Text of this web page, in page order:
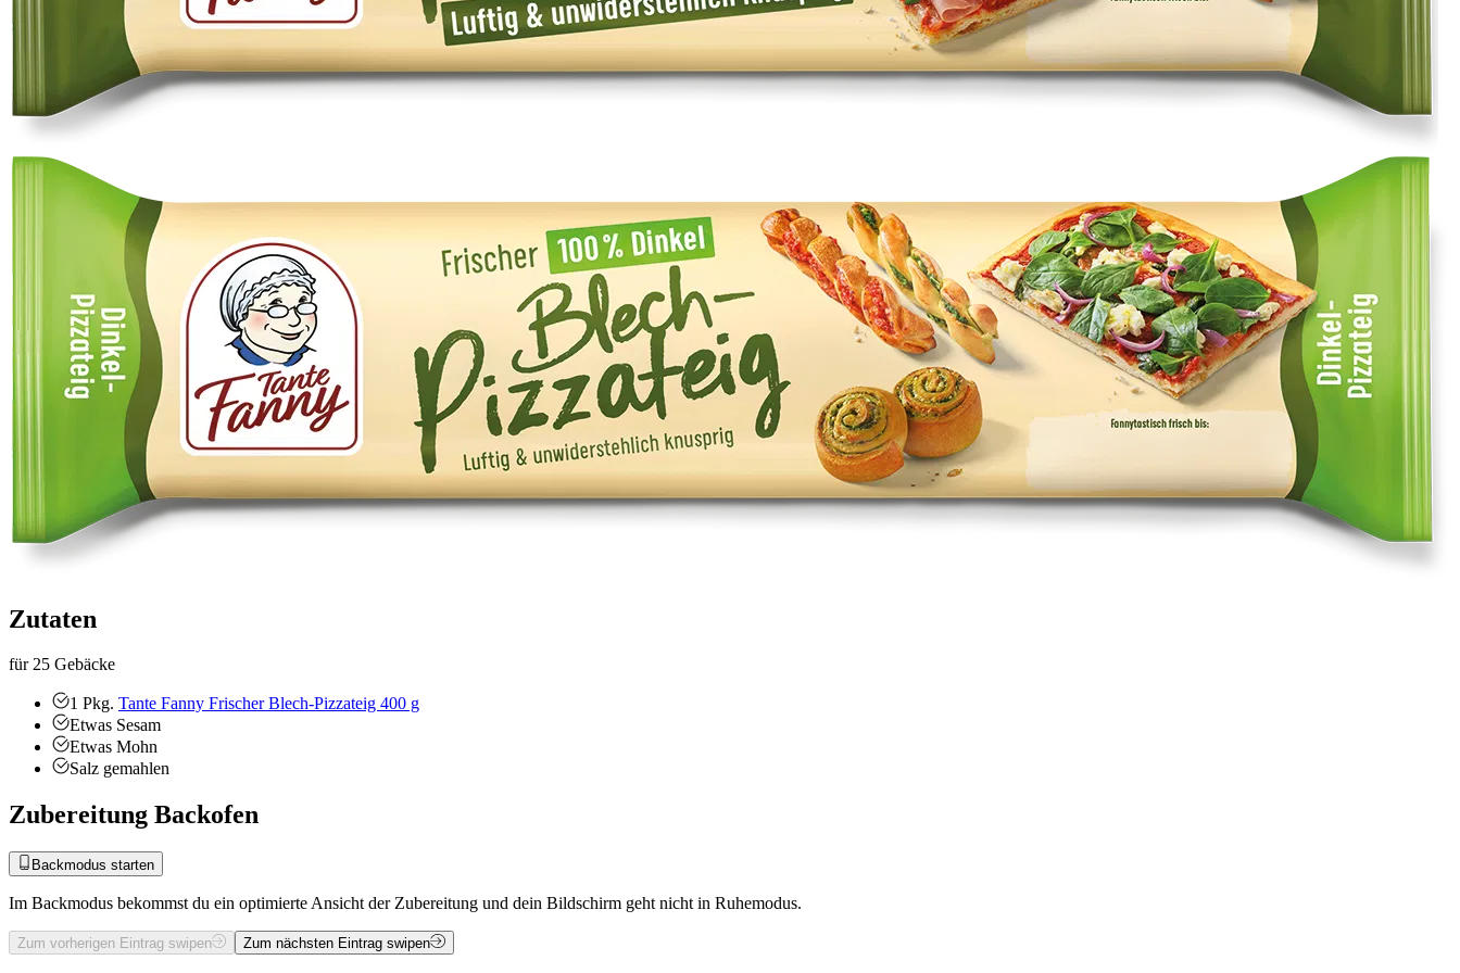
Zutaten
für 25 Gebäcke
1 Pkg. Tante Fanny Frischer Blech-Pizzateig 400 g
Etwas Sesam
Etwas Mohn
Salz gemahlen
Zubereitung Backofen
Backmodus starten
Im Backmodus bekommst du ein optimierte Ansicht der Zubereitung und dein Bildschirm geht nicht in Ruhemodus.
Zum vorherigen Eintrag swipen Zum nächsten Eintrag swipen